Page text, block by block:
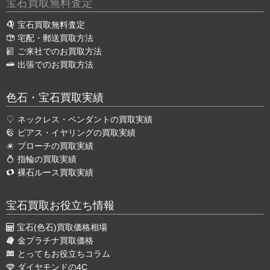
宝石買取無料査定
宝石買取無料査定
宅配・郵送買取方法
ご来社でのお買取方法
出張でのお買取方法
色石・宝石買取実績
ネックレス・ペンダントの買取実績
ピアス・イヤリングの買取実績
ブローチの買取実績
指輪の買取実績
裸石ルース買取実績
宝石買取お役立ち情報
宝石(色石)買取価格相場
金プラチナ買取価格
とってもお役立ちコラム
ダイヤモンドの4C